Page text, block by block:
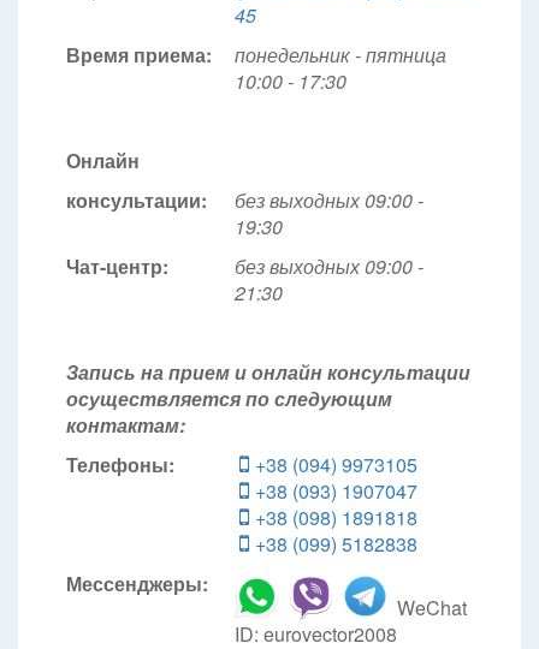
45
Время приема:
понедельник - пятница
10:00 - 17:30
Онлайн
консультации:
без выходных 09:00 -
19:30
Чат-центр:
без выходных 09:00 -
21:30
Запись на прием и онлайн консультации
осуществляется по следующим
контактам:
Телефоны:
+38 (094) 9973105
+38 (093) 1907047
+38 (098) 1891818
+38 (099) 5182838
Мессенджеры:
WeChat
ID: eurovector2008